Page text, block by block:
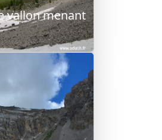
vallon menant